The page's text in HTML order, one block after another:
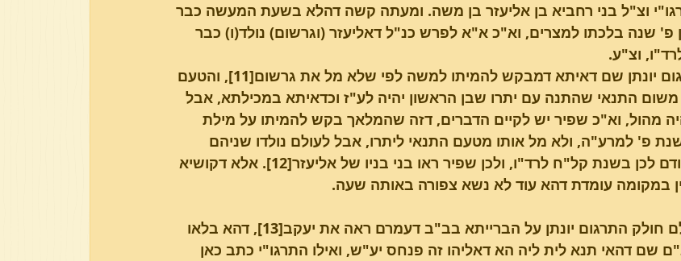
וצ"ל בני רחביא בן אליעזר בן משה. ומעתה קשה דהלא בשעת המעשה כבר
פ' שנה בלכתו למצרים, וא"כ א"א לפרש כנ"ל דאליעזר (וגרשום) נולד(ו) כבר
וצ"ע.
אולם יע' בתרגום יונתן שם דאיתא דמבקש להמיתו למשה לפי שלא מל את גרשום[11], והטעם
התנאי שהתנה עם יתרו שבן הראשון יהיה לע"ז וכדאיתא במכילתא, אבל
מהול, וא"כ שפיר יש לקיים הדברים, דזה שהמלאך בקש להמיתו על מילת
פ' למרע"ה, ולא מל אותו מטעם התנאי ליתרו, אבל לעולם נולדו שניהם
ביחד הרבה קודם לכן בשנת קל"ח לרד"ו, ולכן שפיר ראו בני בניו של אליעזר[12]. אלא דקושיא
במקומה עומדת דהא עוד לא נשא צפורה באותה שעה.
ולכן י"ל דלעולם חולק התרגום יונתן על הברייתא בב"ב דעמרם ראה את יעקב[13], דהא בלאו
שם דהאי תנא לית ליה הא דאליהו זה פנחס יע"ש, ואילו התרגו"י כתב כאן